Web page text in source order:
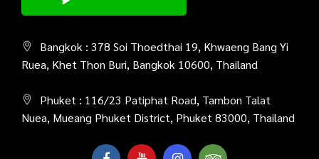
Bangkok : 378 Soi Thoedthai 19, Khwaeng Bang Yi
Ruea, Khet Thon Buri, Bangkok 10600, Thailand
Phuket : 116/23 Patiphat Road, Tambon Talat
Nuea, Mueang Phuket District, Phuket 83000, Thailand